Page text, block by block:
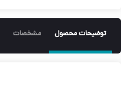
توضیحات محصول مشخصات